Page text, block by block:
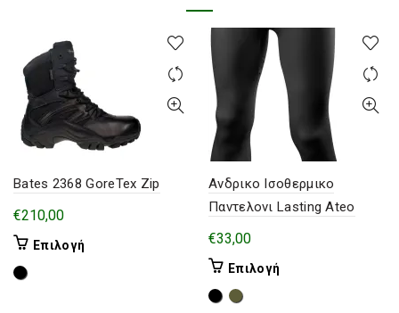
Bates 2368 GoreTex Zip
€210,00
Επιλογή
Ανδρικο Ισοθερμικο
Παντελονι Lasting Ateo
€33,00
Επιλογή